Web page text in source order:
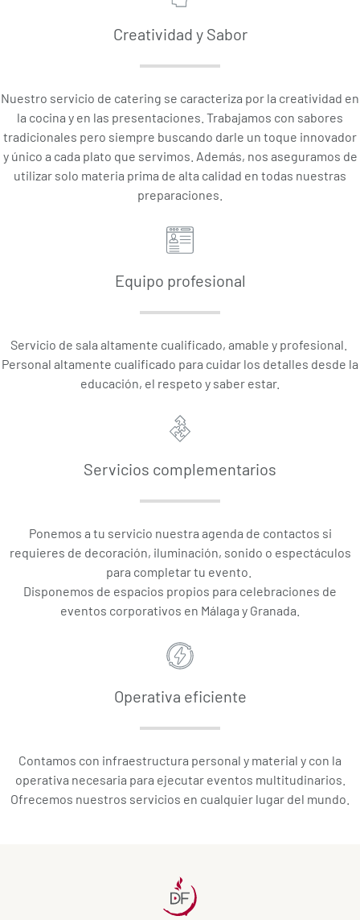
Creatividad y Sabor
Nuestro servicio de catering se caracteriza por la creatividad en
la cocina y en las presentaciones. Trabajamos con sabores
tradicionales pero siempre buscando darle un toque innovador
y único a cada plato que servimos. Además, nos aseguramos de
utilizar solo materia prima de alta calidad en todas nuestras
preparaciones.
Equipo profesional
Servicio de sala altamente cualificado, amable y profesional.
Personal altamente cualificado para cuidar los detalles desde la
educación, el respeto y saber estar.
Servicios complementarios
Ponemos a tu servicio nuestra agenda de contactos si
requieres de decoración, iluminación, sonido o espectáculos
para completar tu evento.
Disponemos de espacios propios para celebraciones de
eventos corporativos en Málaga y Granada.
Operativa eficiente
Contamos con infraestructura personal y material y con la
operativa necesaria para ejecutar eventos multitudinarios.
Ofrecemos nuestros servicios en cualquier lugar del mundo.